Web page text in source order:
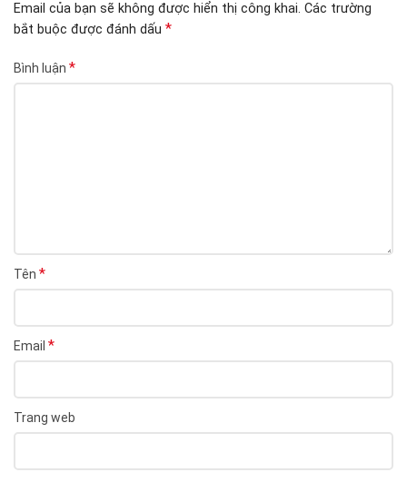
Email của bạn sẽ không được hiển thị công khai. Các trường
bắt buộc được đánh dấu *
Bình luận *
Tên *
Email *
Trang web